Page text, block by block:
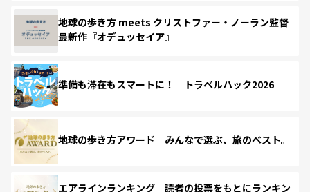
地球の歩き方 meets クリストファー・ノーラン監督
最新作『オデュッセイア』
準備も滞在もスマートに！ トラベルハック2026
地球の歩き方アワード みんなで選ぶ、旅のベスト。
エアラインランキング 読者の投票をもとにランキン